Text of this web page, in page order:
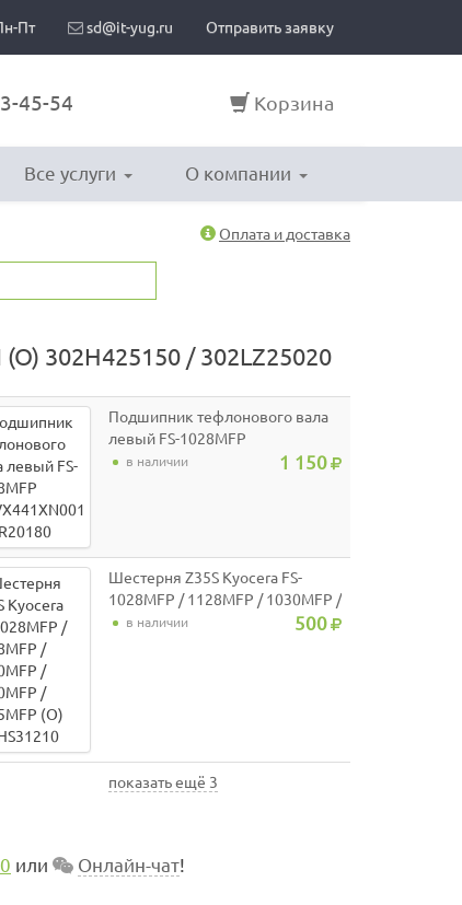
Пт sd@it-yug.ru Отправить заявку
45-54 Корзина
Все услуги О компании
Оплата и доставка
302H425150 / 302LZ25020
Подшипник тефлонового вала
левый FS-1028MFP
5MVX441XN001 / 2BR20180
в наличии 1 150
Шестерня Z35S Kyocera FS-
1028MFP / 1128MFP / 1030MFP /
1130MFP / 1135MFP (О)
в наличии 500
показать ещё 3
или Онлайн-чат!